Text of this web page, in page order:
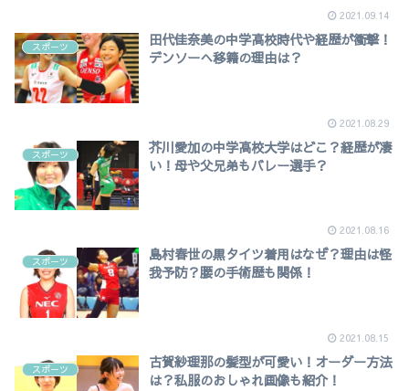
2021.09.14
スポーツ
田代佳奈美の中学高校時代や経歴が衝撃！
デンソーへ移籍の理由は？
2021.08.29
スポーツ
芥川愛加の中学高校大学はどこ？経歴が凄
い！母や父兄弟もバレー選手？
2021.08.16
スポーツ
島村春世の黒タイツ着用はなぜ？理由は怪
我予防？腰の手術歴も関係！
2021.08.15
スポーツ
古賀紗理那の髪型が可愛い！オーダー方法
は？私服のおしゃれ画像も紹介！